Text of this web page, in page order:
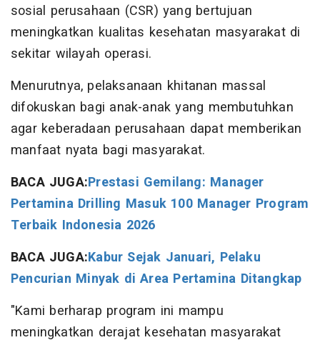
sosial perusahaan (CSR) yang bertujuan
meningkatkan kualitas kesehatan masyarakat di
sekitar wilayah operasi.
Menurutnya, pelaksanaan khitanan massal
difokuskan bagi anak-anak yang membutuhkan
agar keberadaan perusahaan dapat memberikan
manfaat nyata bagi masyarakat.
BACA JUGA:Prestasi Gemilang: Manager
Pertamina Drilling Masuk 100 Manager Program
Terbaik Indonesia 2026
BACA JUGA:Kabur Sejak Januari, Pelaku
Pencurian Minyak di Area Pertamina Ditangkap
"Kami berharap program ini mampu
meningkatkan derajat kesehatan masyarakat